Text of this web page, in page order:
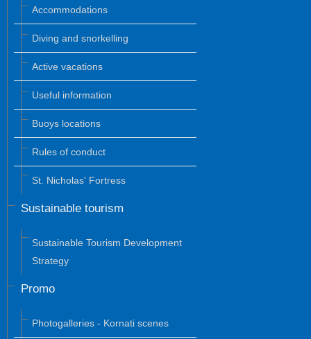
Accommodations
Diving and snorkelling
Active vacations
Useful information
Buoys locations
Rules of conduct
St. Nicholas' Fortress
Sustainable tourism
Sustainable Tourism Development
Strategy
Promo
Photogalleries - Kornati scenes